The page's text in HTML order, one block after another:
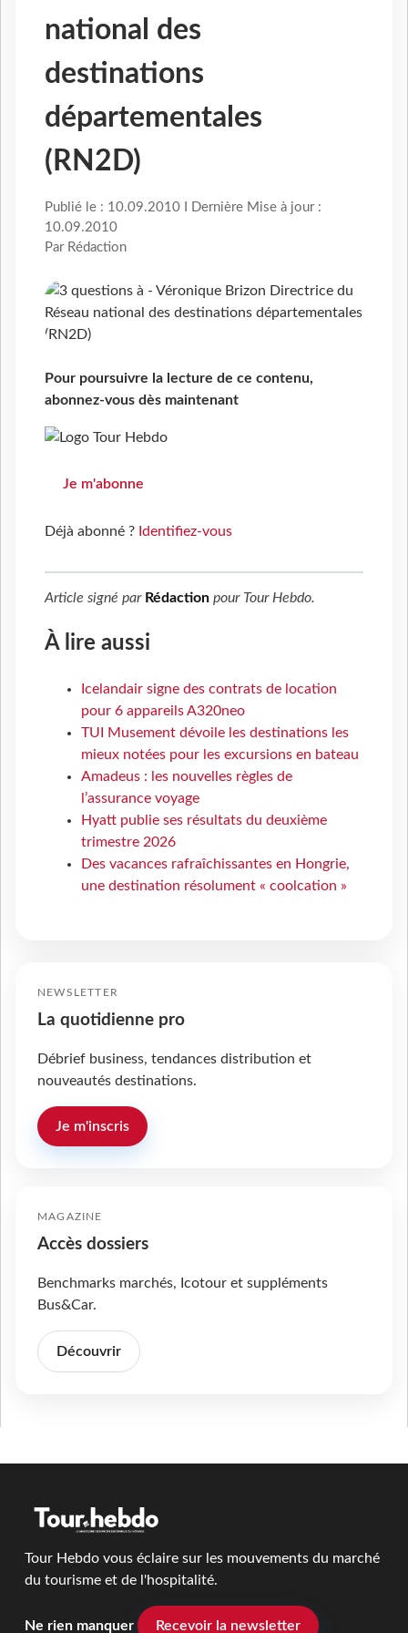
national des
destinations
départementales
(RN2D)
Publié le : 10.09.2010 I Dernière Mise à jour :
10.09.2010
Par Rédaction
Pour poursuivre la lecture de ce contenu,
abonnez-vous dès maintenant
Je m'abonne
Déjà abonné ? Identifiez-vous
Article signé par Rédaction pour Tour Hebdo.
À lire aussi
Icelandair signe des contrats de location
pour 6 appareils A320neo
TUI Musement dévoile les destinations les
mieux notées pour les excursions en bateau
Amadeus : les nouvelles règles de
l’assurance voyage
Hyatt publie ses résultats du deuxième
trimestre 2026
Des vacances rafraîchissantes en Hongrie,
une destination résolument « coolcation »
NEWSLETTER
La quotidienne pro
Débrief business, tendances distribution et
nouveautés destinations.
Je m'inscris
MAGAZINE
Accès dossiers
Benchmarks marchés, Icotour et suppléments
Bus&Car.
Découvrir
Tour Hebdo vous éclaire sur les mouvements du marché
du tourisme et de l'hospitalité.
Ne rien manquer Recevoir la newsletter